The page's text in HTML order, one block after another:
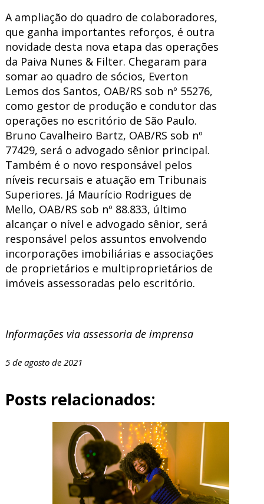
A ampliação do quadro de colaboradores,
que ganha importantes reforços, é outra
novidade desta nova etapa das operações
da Paiva Nunes & Filter. Chegaram para
somar ao quadro de sócios, Everton
Lemos dos Santos, OAB/RS sob nº 55276,
como gestor de produção e condutor das
operações no escritório de São Paulo.
Bruno Cavalheiro Bartz, OAB/RS sob nº
77429, será o advogado sênior principal.
Também é o novo responsável pelos
níveis recursais e atuação em Tribunais
Superiores. Já Maurício Rodrigues de
Mello, OAB/RS sob nº 88.833, último
alcançar o nível e advogado sênior, será
responsável pelos assuntos envolvendo
incorporações imobiliárias e associações
de proprietários e multiproprietários de
imóveis assessoradas pelo escritório.
Informações via assessoria de imprensa
5 de agosto de 2021
Posts relacionados: